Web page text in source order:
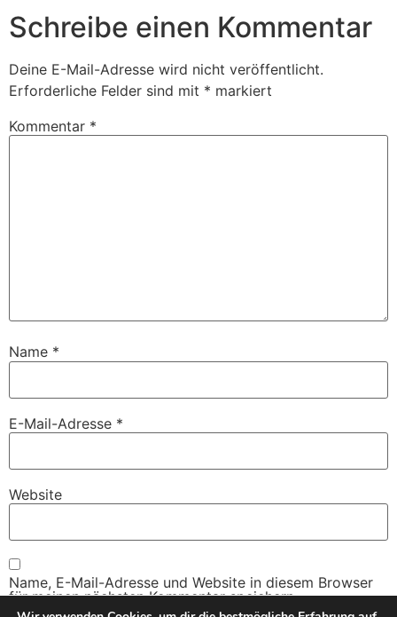
Schreibe einen Kommentar
Deine E-Mail-Adresse wird nicht veröffentlicht.
Erforderliche Felder sind mit * markiert
Kommentar *
Name *
E-Mail-Adresse *
Website
Name, E-Mail-Adresse und Website in diesem Browser
für meinen nächsten Kommentar speichern.